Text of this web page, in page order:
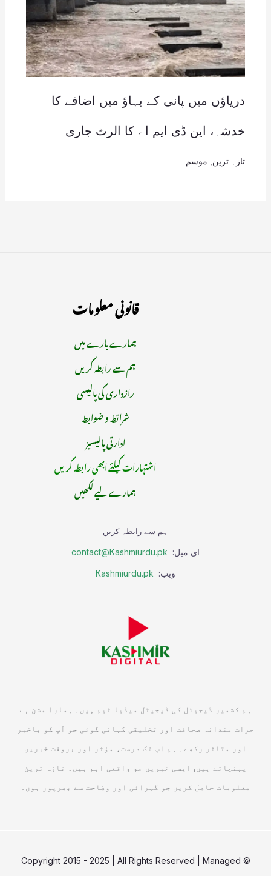
دریاؤں میں پانی کے بہاؤ میں اضافے کا
خدشہ، این ڈی ایم اے کا الرٹ جاری
تازہ ترین موسم
قانونی معلومات
ہمارے بارے میں
ہم سے رابطہ کریں
رازداری کی پالیسی
شرائط و ضوابط
ادارتی پالیسیز
اشتہارات کیلئے ابھی رابطہ کریں
ہمارے لیے لکھیں
ہم سے رابطہ کریں
ای میل: contact@Kashmiurdu.pk
ویب: Kashmiurdu.pk
ہم کشمیر ڈیجیٹل کی ڈیجیٹل میڈیا ٹیم ہیں۔ ہمارا مشن ہے
جرات مندانہ صحافت اور تخلیقی کہانی گوئی جو آپ کو باخبر
اور متاثر رکھے۔ ہم آپ تک درست، مؤثر اور بروقت خبریں
پہنچاتے ہیں, ایسی خبریں جو واقعی اہم ہیں۔ تازہ ترین
معلومات حاصل کریں جو گہرائی اور وضاحت سے بھرپور ہوں۔
© Copyright 2015 - 2025 | All Rights Reserved | Managed